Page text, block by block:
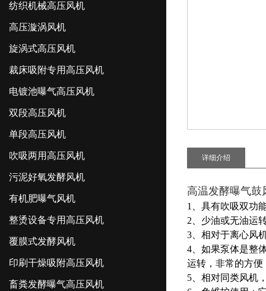
纺织机械高压风机
高压漩涡风机
旋涡式高压风机
裁床吸附专用高压风机
电镀池曝气高压风机
双段高压风机
单段高压风机
吹吸两用高压风机
污泥好氧发酵风机
有机肥曝气风机
整烫设备专用高压风机
覆膜式发酵风机
印刷干燥吸附高压风机
畜粪发酵曝气高压风机
详细介绍
高温发酵曝气鼓
1、具有吹吸双功
2、少油或无油运
3、相对于离心风
4、如果泵体是整
运转，非常的方
5、相对同类风机